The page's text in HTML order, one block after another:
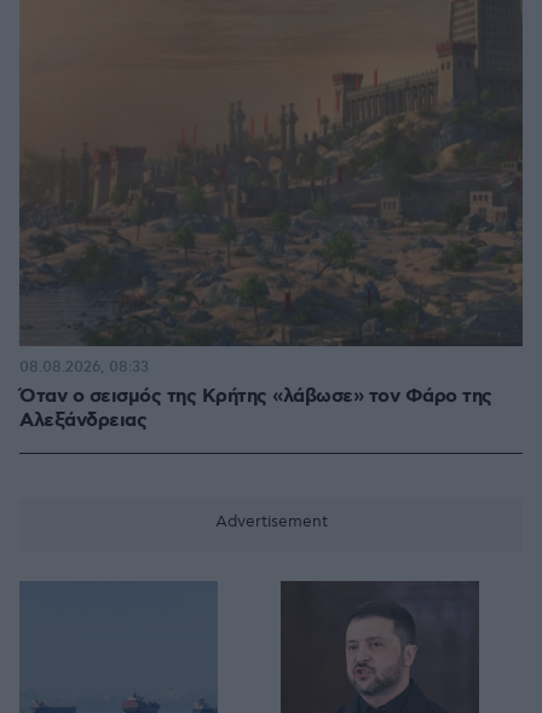
Όταν ο σεισμός της Κρήτης «λάβωσε» τον Φάρο της
Αλεξάνδρειας
08.08.2026, 08:33